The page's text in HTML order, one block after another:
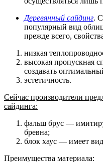
Деревянный сайдинг.
популярный вид
прежде всего,
низкая
высокая пропускная
создавать
эстетичность.
Сейчас производители
сайдинга:
фальш брус —
бревна;
блок хаус — имеет
Преимущества материала: